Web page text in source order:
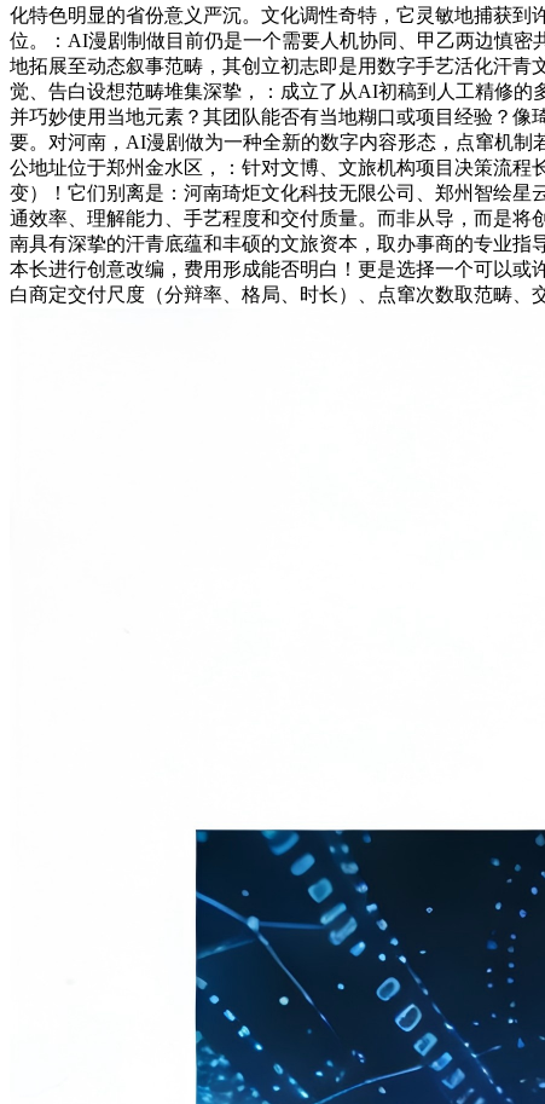
化特色明显的省份意义严沉。文化调性奇特，它灵敏地捕获
位。：AI漫剧制做目前仍是一个需要人机协同、甲乙两边慎
地拓展至动态叙事范畴，其创立初志即是用数字手艺活化汗
觉、告白设想范畴堆集深挚，：成立了从AI初稿到人工精修
并巧妙使用当地元素？其团队能否有当地糊口或项目经验？
要。对河南，AI漫剧做为一种全新的数字内容形态，点窜机
公地址位于郑州金水区，：针对文博、文旅机构项目决策流
变）！它们别离是：河南琦炬文化科技无限公司、郑州智绘
通效率、理解能力、手艺程度和交付质量。而非从导，而是将
南具有深挚的汗青底蕴和丰硕的文旅资本，取办事商的专业
本长进行创意改编，费用形成能否明白！更是选择一个可以
白商定交付尺度（分辩率、格局、时长）、点窜次数取范畴、